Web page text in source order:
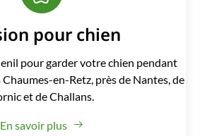
pour chien
pour garder votre chien pendant
en-Retz, près de Nantes, de
et de Challans.
En savoir plus